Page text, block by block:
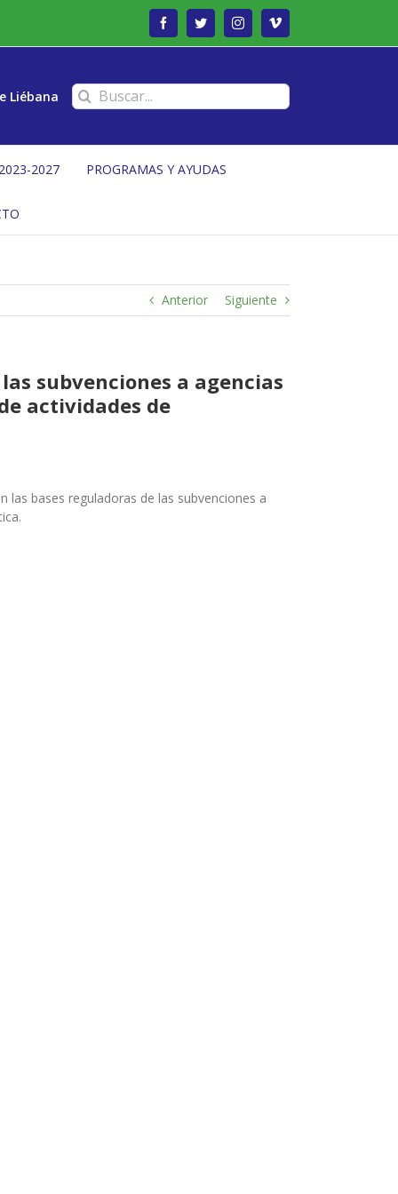
FacebookTwitterInstagramVimeo
Liébana Buscar:
2027 PROGRAMAS Y AYUDAS
Anterior Siguiente
subvenciones a agencias
actividades de
bases reguladoras de las subvenciones a